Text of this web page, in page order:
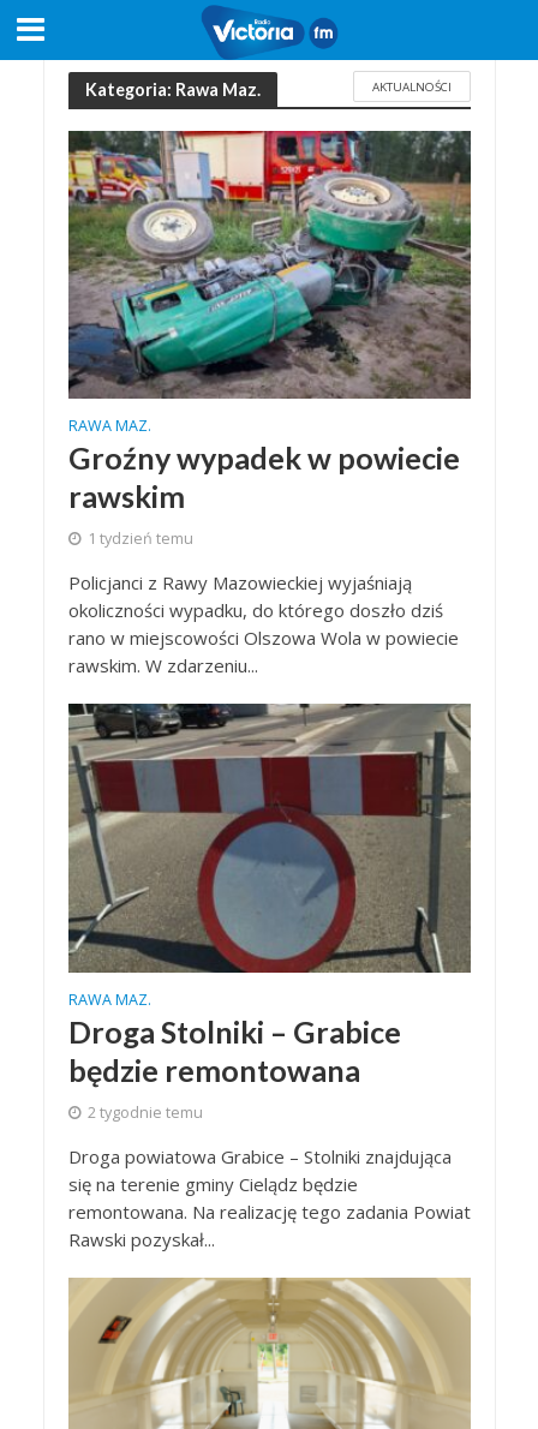
Kategoria: Rawa Maz. AKTUALNOŚCI
RAWA MAZ.
Groźny wypadek w powiecie
rawskim
1 tydzień temu
Policjanci z Rawy Mazowieckiej wyjaśniają
okoliczności wypadku, do którego doszło dziś
rano w miejscowości Olszowa Wola w powiecie
rawskim. W zdarzeniu...
RAWA MAZ.
Droga Stolniki – Grabice
będzie remontowana
2 tygodnie temu
Droga powiatowa Grabice – Stolniki znajdująca
się na terenie gminy Cielądz będzie
remontowana. Na realizację tego zadania Powiat
Rawski pozyskał...